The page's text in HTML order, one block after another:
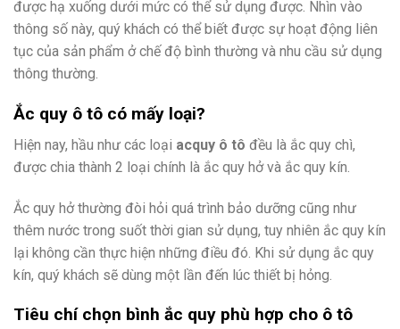
được hạ xuống dưới mức có thể sử dụng được. Nhìn vào
thông số này, quý khách có thể biết được sự hoạt động liên
tục của sản phẩm ở chế độ bình thường và nhu cầu sử dụng
thông thường.
Ắc quy ô tô có mấy loại?
Hiện nay, hầu như các loại acquy ô tô đều là ắc quy chì,
được chia thành 2 loại chính là ắc quy hở và ắc quy kín.
Ắc quy hở thường đòi hỏi quá trình bảo dưỡng cũng như
thêm nước trong suốt thời gian sử dụng, tuy nhiên ắc quy kín
lại không cần thực hiện những điều đó. Khi sử dụng ắc quy
kín, quý khách sẽ dùng một lần đến lúc thiết bị hỏng.
Tiêu chí chọn bình ắc quy phù hợp cho ô tô